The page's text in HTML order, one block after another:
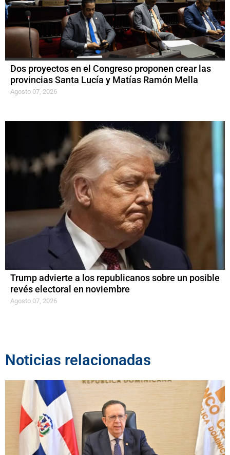
Dos proyectos en el Congreso proponen crear las
provincias Santa Lucía y Matías Ramón Mella
Agosto 07, 2026
Trump advierte a los republicanos sobre un posible
revés electoral en noviembre
Agosto 07, 2026
Noticias relacionadas